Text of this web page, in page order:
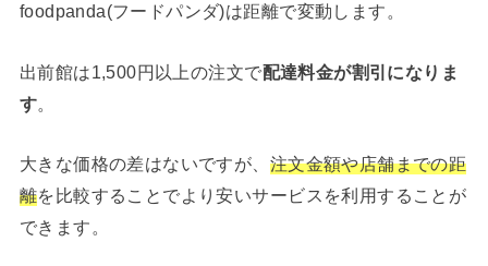
foodpanda(フードパンダ)は距離で変動します。
出前館は1,500円以上の注文で配達料金が割引になりま
す。
大きな価格の差はないですが、 注文金額や店舗までの距
離を比較することでより安いサービスを利用することが
できます。